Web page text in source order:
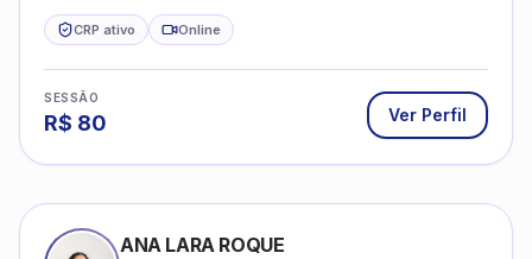
CRP ativo Online
SESSÃO
R$ 80 Ver Perfil
ANA LARA ROQUE